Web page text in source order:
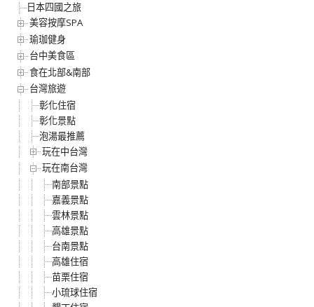
日本四國之旅
美容按摩SPA
瑜珈健身
台中美食區
食在北部&南部
台灣旅遊
彰化住宿
彰化景點
泡湯最推薦
玩在中台灣
玩在南台灣
南部景點
嘉義景點
雲林景點
高雄景點
台南景點
高雄住宿
苗栗住宿
小琉球住宿